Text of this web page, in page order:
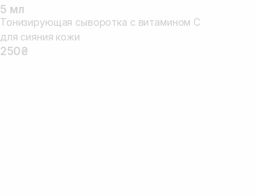
5 мл
Тонизирующая сыворотка с витамином С
для сияния кожи
250₴